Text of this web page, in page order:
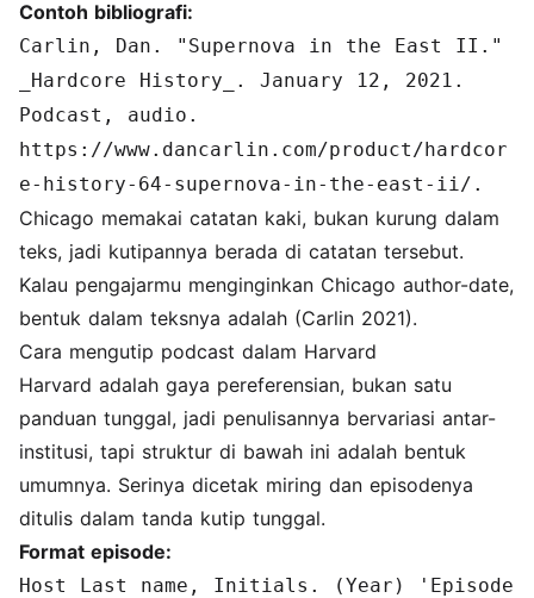
Contoh bibliografi:
Carlin, Dan. "Supernova in the East II."
_Hardcore History_. January 12, 2021.
Podcast, audio.
https://www.dancarlin.com/product/hardcor
e-history-64-supernova-in-the-east-ii/.
Chicago memakai catatan kaki, bukan kurung dalam
teks, jadi kutipannya berada di catatan tersebut.
Kalau pengajarmu menginginkan Chicago author-date,
bentuk dalam teksnya adalah (Carlin 2021).
Cara mengutip podcast dalam Harvard
Harvard adalah gaya pereferensian, bukan satu
panduan tunggal, jadi penulisannya bervariasi antar-
institusi, tapi struktur di bawah ini adalah bentuk
umumnya. Serinya dicetak miring dan episodenya
ditulis dalam tanda kutip tunggal.
Format episode:
Host Last name, Initials. (Year) 'Episode